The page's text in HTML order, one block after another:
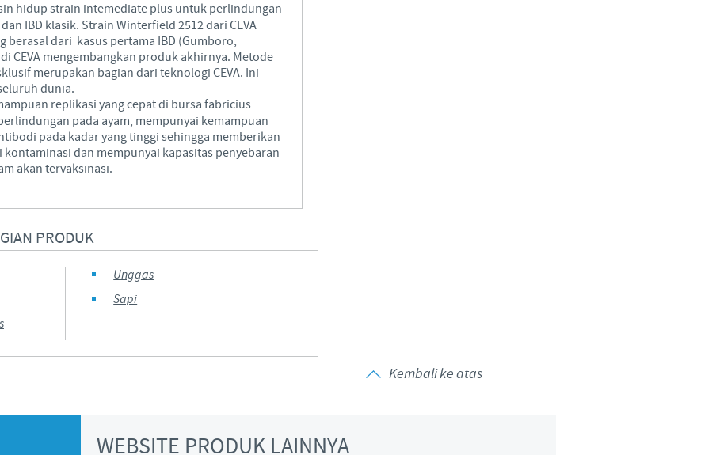
Egypt
Peru
Philippines
You are leaving the country website to access another site in the group.
Regulatory constraints and medical practices vary from country to country. Consequently, the
information provided on the site in which you enter may not be suitable for use in your
country.
hidup strain intemediate plus untuk perlindungan
IBD klasik. Strain Winterfield 2512 dari CEVA
berasal dari kasus pertama IBD (Gumboro,
CEVA mengembangkan produk akhirnya. Metode
merupakan bagian dari teknologi CEVA. Ini
dunia.
replikasi yang cepat di bursa fabricius
pada ayam, mempunyai kemampuan
pada kadar yang tinggi sehingga memberikan
dan mempunyai kapasitas penyebaran
akan tervaksinasi.
PRODUK
Unggas
Sapi
Kembali ke atas
WEBSITE PRODUK LAINNYA